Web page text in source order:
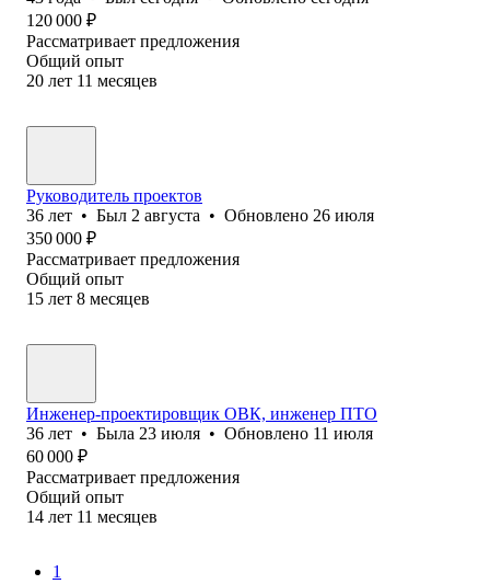
120 000 ₽
Рассматривает предложения
Общий опыт
20 лет 11 месяцев
Руководитель проектов
36 лет • Был 2 августа • Обновлено 26 июля
350 000 ₽
Рассматривает предложения
Общий опыт
15 лет 8 месяцев
Инженер-проектировщик ОВК, инженер ПТО
36 лет • Была 23 июля • Обновлено 11 июля
60 000 ₽
Рассматривает предложения
Общий опыт
14 лет 11 месяцев
1